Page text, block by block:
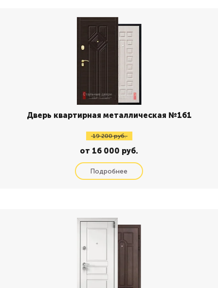
Дверь квартирная металлическая №161
19 200 руб.
от 16 000 руб.